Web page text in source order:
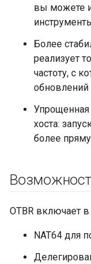
вы можете
Более
реализует
частоту, с
Упрощенная
хоста:
более
OTBR включает
NAT64 для